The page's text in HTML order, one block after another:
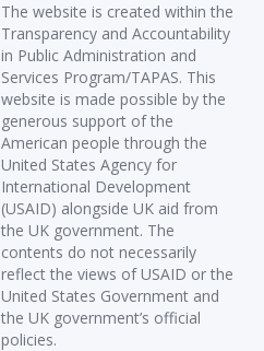
The website is created within the
Transparency and Accountability
in Public Administration and
Services Program/TAPAS. This
website is made possible by the
generous support of the
American people through the
United States Agency for
International Development
(USAID) alongside UK aid from
the UK government. The
contents do not necessarily
reflect the views of USAID or the
United States Government and
the UK government’s official
policies.